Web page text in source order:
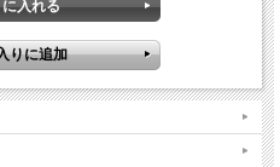
BMO リムーバブルスイベ
ルベース （シート用）